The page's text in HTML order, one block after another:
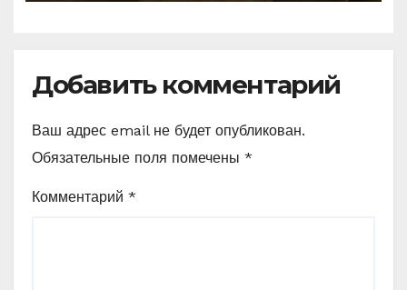
Добавить комментарий
Ваш адрес email не будет опубликован.
Обязательные поля помечены *
Комментарий *